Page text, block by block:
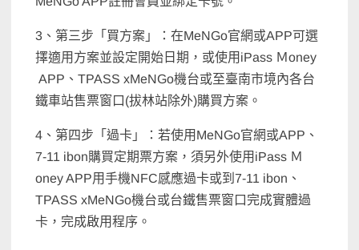
3、第三步「買方案」：在MeNGo官網或APP可選
擇適用方案並設定開始日期，或使用iPass Ｍoney
APP、TPASS xMeNGo機台或至臺南市境內各台
鐵車站售票窗口(拔林站除外)購買方案。
4、第四步「過卡」：若使用MeNGo官網或APP、
7-11 ibon購買定期票方案，須另外使用iPass Ｍ
oney APP用手機NFC感應過卡或到7-11 ibon、
TPASS xMeNGo機台或台鐵售票窗口完成實體過
卡，完成啟用程序。